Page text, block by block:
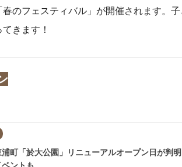
のフェスティバル」が開催されます。
きます！
浦町「於大公園」リニューアルオープン日が判
ントも